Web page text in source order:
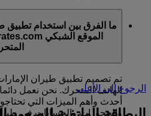
ما الفرق بين استخدام تطبيق
تم تصميم تطبيق طيران
الهاتف المتحرك. نحن نعمل
أحدث وأهم الميزات التي
والحجوزات والحسابات في
الرجوع إلى الأعلى